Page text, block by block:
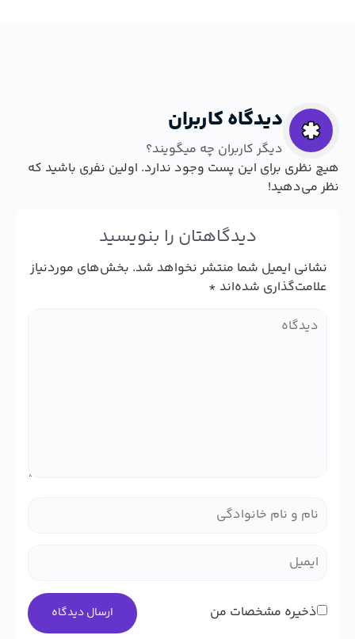
دیدگاه کاربران
دیگر کاربران چه میگویند؟
هیچ نظری برای این پست وجود ندارد. اولین نفری باشید که
نظر می‌دهید!
دیدگاهتان را بنویسید
نشانی ایمیل شما منتشر نخواهد شد. بخش‌های موردنیاز
علامت‌گذاری شده‌اند *
ذخیره مشخصات من